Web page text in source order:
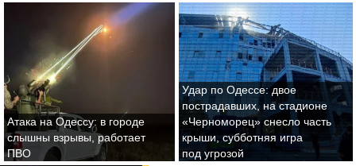
Атака на Одессу: в городе
слышны взрывы, работает
ПВО
Удар по Одессе: двое
пострадавших, на стадионе
«Черноморец» снесло часть
крыши, субботняя игра
под угрозой